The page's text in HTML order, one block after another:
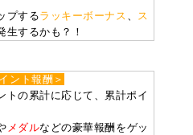
プするラッキーボーナス 、 ス
生するかも？！
ント報酬＞
トの累計に応じて、累計ポイ
メダルなどの豪華報酬をゲッ